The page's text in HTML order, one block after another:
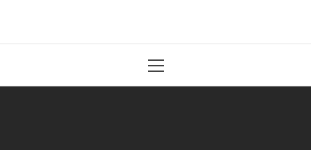
Menu